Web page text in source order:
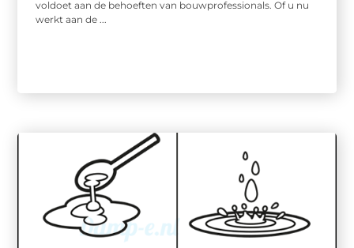
voldoet aan de behoeften van bouwprofessionals. Of u nu
werkt aan de ...